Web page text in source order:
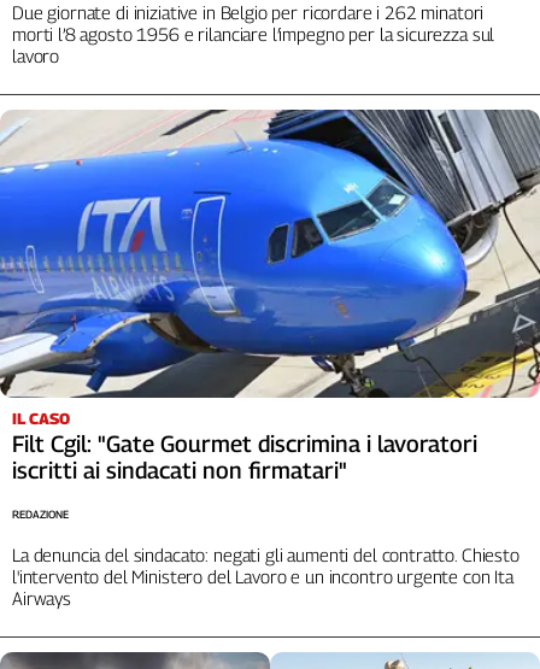
Due giornate di iniziative in Belgio per ricordare i 262 minatori
morti l’8 agosto 1956 e rilanciare l’impegno per la sicurezza sul
lavoro
IL CASO
Filt Cgil: "Gate Gourmet discrimina i lavoratori
iscritti ai sindacati non firmatari"
La denuncia del sindacato: negati gli aumenti del contratto. Chiesto
l'intervento del Ministero del Lavoro e un incontro urgente con Ita
Airways
REDAZIONE